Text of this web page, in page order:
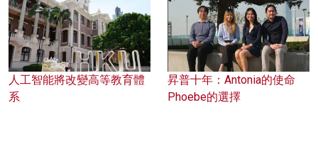
人工智能將改變高等教育體
系
昇普十年：Antonia的使命
Phoebe的選擇